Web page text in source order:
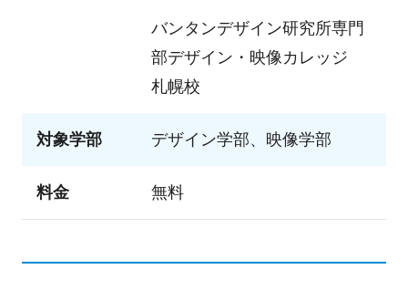
バンタンデザイン研究所専門
部デザイン・映像カレッジ
札幌校
対象学部 デザイン学部、映像学部
料金 無料